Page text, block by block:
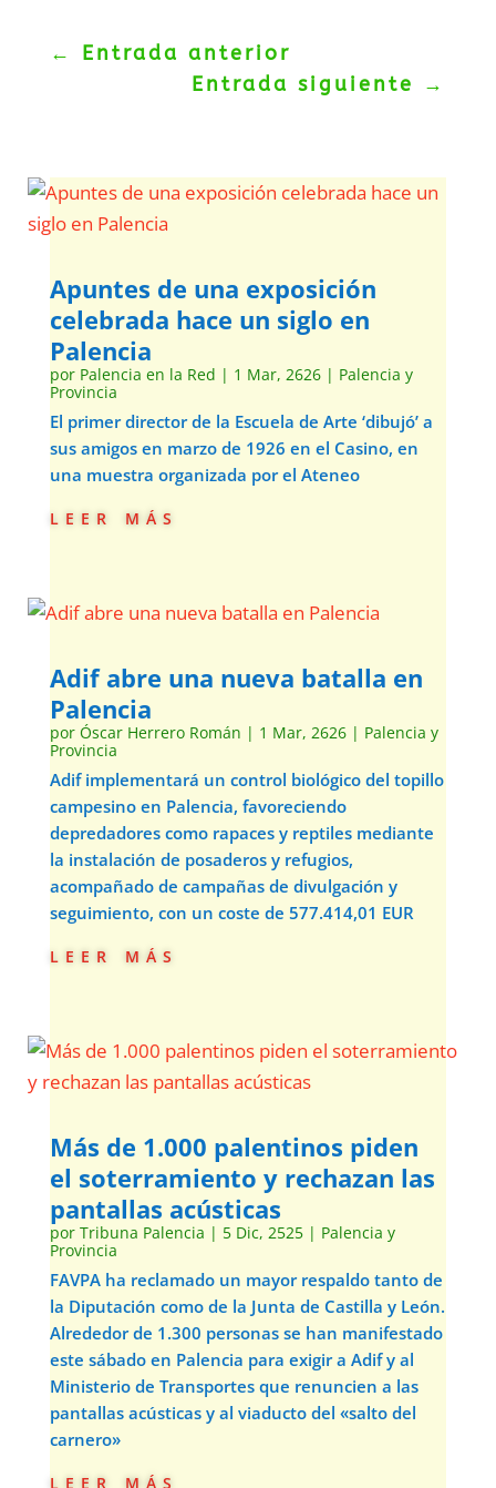
← Entrada anterior
Entrada siguiente
→
Apuntes de una exposición
celebrada hace un siglo en
Palencia
por Palencia en la Red | 1 Mar, 2626| Palencia y
Provincia
El primer director de la Escuela de Arte ‘dibujó’ a
sus amigos en marzo de 1926 en el Casino, en
una muestra organizada por el Ateneo
leer más
Adif abre una nueva batalla en
Palencia
por Óscar Herrero Román | 1 Mar, 2626| Palencia y
Provincia
Adif implementará un control biológico del topillo
campesino en Palencia, favoreciendo
depredadores como rapaces y reptiles mediante
la instalación de posaderos y refugios,
acompañado de campañas de divulgación y
seguimiento, con un coste de 577.414,01 EUR
leer más
Más de 1.000 palentinos piden
el soterramiento y rechazan las
pantallas acústicas
por Tribuna Palencia | 5 Dic, 2525| Palencia y
Provincia
FAVPA ha reclamado un mayor respaldo tanto de
la Diputación como de la Junta de Castilla y León.
Alrededor de 1.300 personas se han manifestado
este sábado en Palencia para exigir a Adif y al
Ministerio de Transportes que renuncien a las
pantallas acústicas y al viaducto del «salto del
carnero»
leer más